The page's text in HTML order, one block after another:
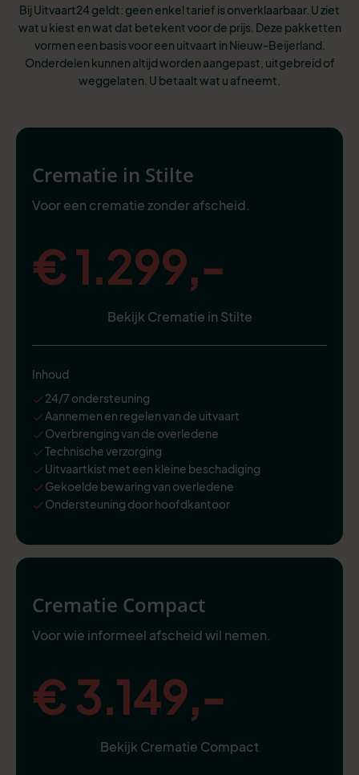
Bij Uitvaart24 geldt: geen enkel tarief is onverklaarbaar. U ziet
wat u kiest en wat dat betekent voor de prijs. Deze pakketten
vormen een basis voor een uitvaart in Nieuw-Beijerland.
Onderdelen kunnen altijd worden aangepast, uitgebreid of
weggelaten. U betaalt wat u afneemt.
Crematie in Stilte
Voor een crematie zonder afscheid.
€ 1.299,-
Bekijk Crematie in Stilte
Inhoud
24/7 ondersteuning
Aannemen en regelen van de uitvaart
Overbrenging van de overledene
Technische verzorging
Uitvaartkist met een kleine beschadiging
Gekoelde bewaring van overledene
Ondersteuning door hoofdkantoor
Crematie Compact
Voor wie informeel afscheid wil nemen.
€ 3.149,-
Bekijk Crematie Compact